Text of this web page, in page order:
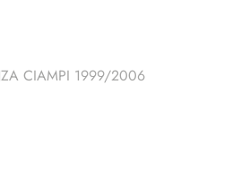
CIAMPI 1999/2006